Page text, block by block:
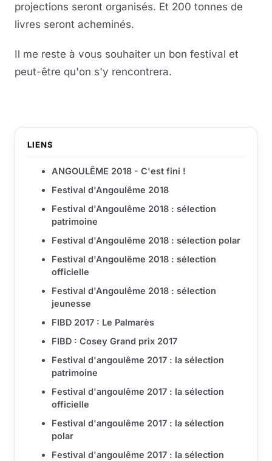
projections seront organisés. Et 200 tonnes de
livres seront acheminés.
Il me reste à vous souhaiter un bon festival et
peut-être qu'on s'y rencontrera.
LIENS
ANGOULÊME 2018 - C'est fini !
Festival d'Angoulême 2018
Festival d'Angoulême 2018 : sélection
patrimoine
Festival d'Angoulême 2018 : sélection polar
Festival d'Angoulême 2018 : sélection
officielle
Festival d'Angoulême 2018 : sélection
jeunesse
FIBD 2017 : Le Palmarès
FIBD : Cosey Grand prix 2017
Festival d'angoulême 2017 : la sélection
patrimoine
Festival d'angoulême 2017 : la sélection
officielle
Festival d'angoulême 2017 : la sélection
polar
Festival d'angoulême 2017 : la sélection